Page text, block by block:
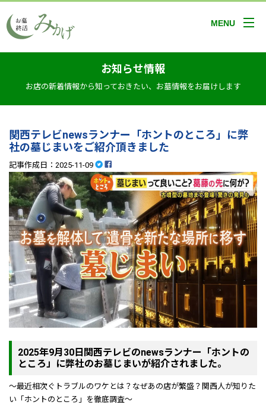
MENU
お知らせ情報
お店の新着情報から知っておきたい、お墓情報をお届けします
関西テレビnewsランナー「ホントのところ」に弊
社の墓じまいをご紹介頂きました
記事作成日：2025-11-09
2025年9月30日関西テレビのnewsランナー「ホントの
ところ」に弊社のお墓じまいが紹介されました。
～最近相次ぐトラブルのワケとは？なぜあの店が繁盛？関西人が知りた
い「ホントのところ」を徹底調査～